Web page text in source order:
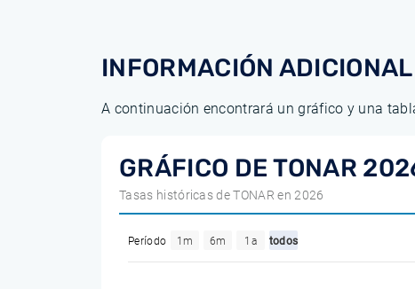
INFORMACIÓN ADICIONAL
A continuación encontrará un gráfico y una
GRÁFICO DE TONAR
Tasas históricas de TONAR en 2026
Período 1m 6m 1a todos